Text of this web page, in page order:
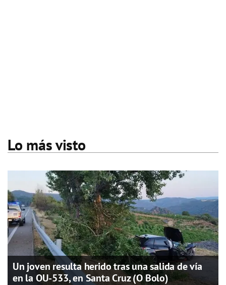
Lo más visto
Un joven resulta herido tras una salida de vía
en la OU-533, en Santa Cruz (O Bolo)